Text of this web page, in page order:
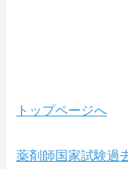
トップページへ
薬剤師国家試験